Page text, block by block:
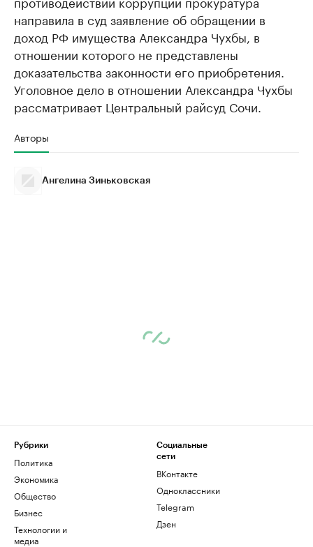
направила в суд заявление об обращении в
доход РФ имущества Александра Чухбы, в
отношении которого не представлены
доказательства законности его приобретения.
Уголовное дело в отношении Александра Чухбы
рассматривает Центральный райсуд Сочи.
Авторы
Ангелина Зиньковская
Рубрики
Политика
Экономика
Общество
Бизнес
Технологии и
медиа
Социальные
сети
ВКонтакте
Одноклассники
Telegram
Дзен